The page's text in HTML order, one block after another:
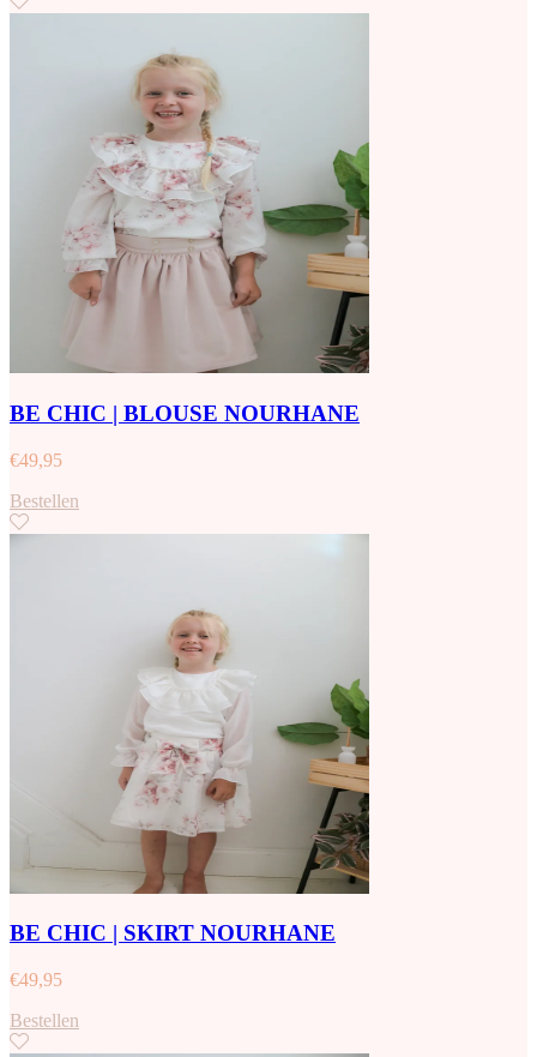
BE CHIC | BLOUSE NOURHANE
€49,95
Bestellen
BE CHIC | SKIRT NOURHANE
€49,95
Bestellen